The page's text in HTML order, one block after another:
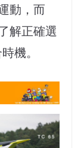
動，而
解正確選
機。